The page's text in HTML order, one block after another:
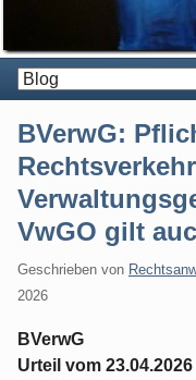
BVerwG:
VwGO gilt
Geschrieben von
2026
BVerwG
Urteil vom 23.04.2026